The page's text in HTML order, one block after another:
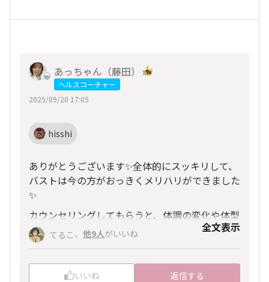
あっちゃん（藤田）
ヘルスコーチャー
2025/09/20 17:05
hisshi
ありがとうございます✨全体的にスッキリして、
バストは今の方がおっきくメリハリができました
✨
カウンセリングしてもらうと、体調の変化や体型
の変化に気付けたり
次はこれに取り組んでみよう❣️って✨思えたりし
ていいですよね😆
てるこ 、 他9人がいいね 全文表示
いいね 返信する